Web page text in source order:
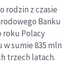
rodzin z czasie
Banku
roku Polacy
w sumie 835 mln
trzech latach.